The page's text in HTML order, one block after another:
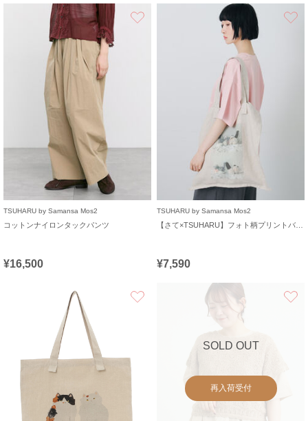
TSUHARU by Samansa Mos2
コットンナイロンタックパンツ
¥16,500
TSUHARU by Samansa Mos2
¥7,590
SOLD OUT
再入荷受付